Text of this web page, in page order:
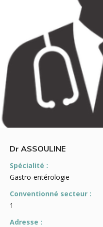
Dr ASSOULINE
Spécialité :
Gastro-entérologie
Conventionné secteur :
1
Adresse :